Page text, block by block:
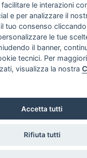
le interazioni
e per analizzare il
tuo consenso cliccando
le tue
il banner,
tecnici. Per
visualizza la nostra
Accetta tutti
Rifiuta tutti